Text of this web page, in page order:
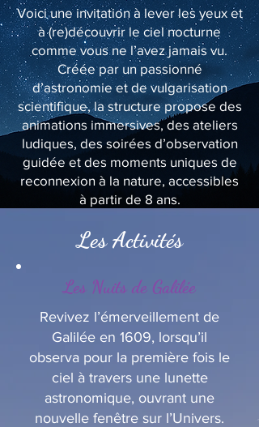
Voici une invitation à lever les yeux et
à (re)découvrir le ciel nocturne
comme vous ne l’avez jamais vu.
Créée par un passionné
d’astronomie et de vulgarisation
scientifique, la structure propose des
animations immersives, des ateliers
ludiques, des soirées d’observation
guidée et des moments uniques de
reconnexion à la nature, accessibles
à partir de 8 ans.
Les Activités
Les Nuits de Galilée
Revivez l’émerveillement de
Galilée en 1609, lorsqu’il
observa pour la première fois le
ciel à travers une lunette
astronomique, ouvrant une
nouvelle fenêtre sur l’Univers.